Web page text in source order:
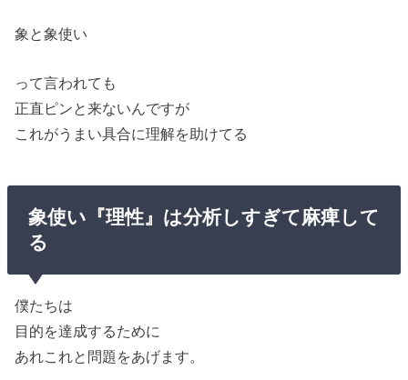
象と象使い
って言われても
正直ピンと来ないんですが
これがうまい具合に理解を助けてる
象使い『理性』は分析しすぎて麻痺して
る
僕たちは
目的を達成するために
あれこれと問題をあげます。